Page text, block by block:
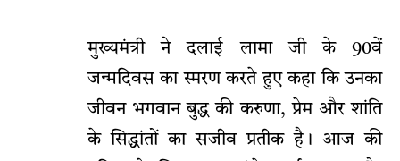
मुख्यमंत्री ने दलाई लामा जी के 90वें
जन्मदिवस का स्मरण करते हुए कहा कि उनका
जीवन भगवान बुद्ध की करुणा, प्रेम और शांति
के सिद्धांतों का सजीव प्रतीक है। आज की